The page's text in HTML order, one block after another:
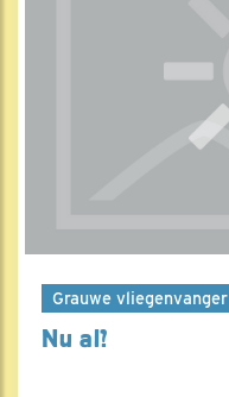
Grauwe vliegenvanger
Nu al?